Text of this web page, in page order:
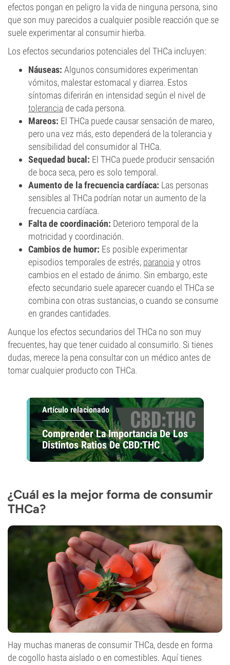
efectos pongan en peligro la vida de ninguna persona, sino
que son muy parecidos a cualquier posible reacción que se
suele experimentar al consumir hierba.
Los efectos secundarios potenciales del THCa incluyen:
Náuseas: Algunos consumidores experimentan
vómitos, malestar estomacal y diarrea. Estos
síntomas diferirán en intensidad según el nivel de
tolerancia de cada persona.
Mareos: El THCa puede causar sensación de mareo,
pero una vez más, esto dependerá de la tolerancia y
sensibilidad del consumidor al THCa.
Sequedad bucal: El THCa puede producir sensación
de boca seca, pero es solo temporal.
Aumento de la frecuencia cardíaca: Las personas
sensibles al THCa podrían notar un aumento de la
frecuencia cardíaca.
Falta de coordinación: Deterioro temporal de la
motricidad y coordinación.
Cambios de humor: Es posible experimentar
episodios temporales de estrés, paranoiay otros
cambios en el estado de ánimo. Sin embargo, este
efecto secundario suele aparecer cuando el THCa se
combina con otras sustancias, o cuando se consume
en grandes cantidades.
Aunque los efectos secundarios del THCa no son muy
frecuentes, hay que tener cuidado al consumirlo. Si tienes
dudas, merece la pena consultar con un médico antes de
tomar cualquier producto con THCa.
Artículo relacionado
Comprender La Importancia De Los
Distintos Ratios De CBD:THC
¿Cuál es la mejor forma de consumir
THCa?
Hay muchas maneras de consumir THCa, desde en forma
de cogollo hasta aislado o en comestibles. Aquí tienes